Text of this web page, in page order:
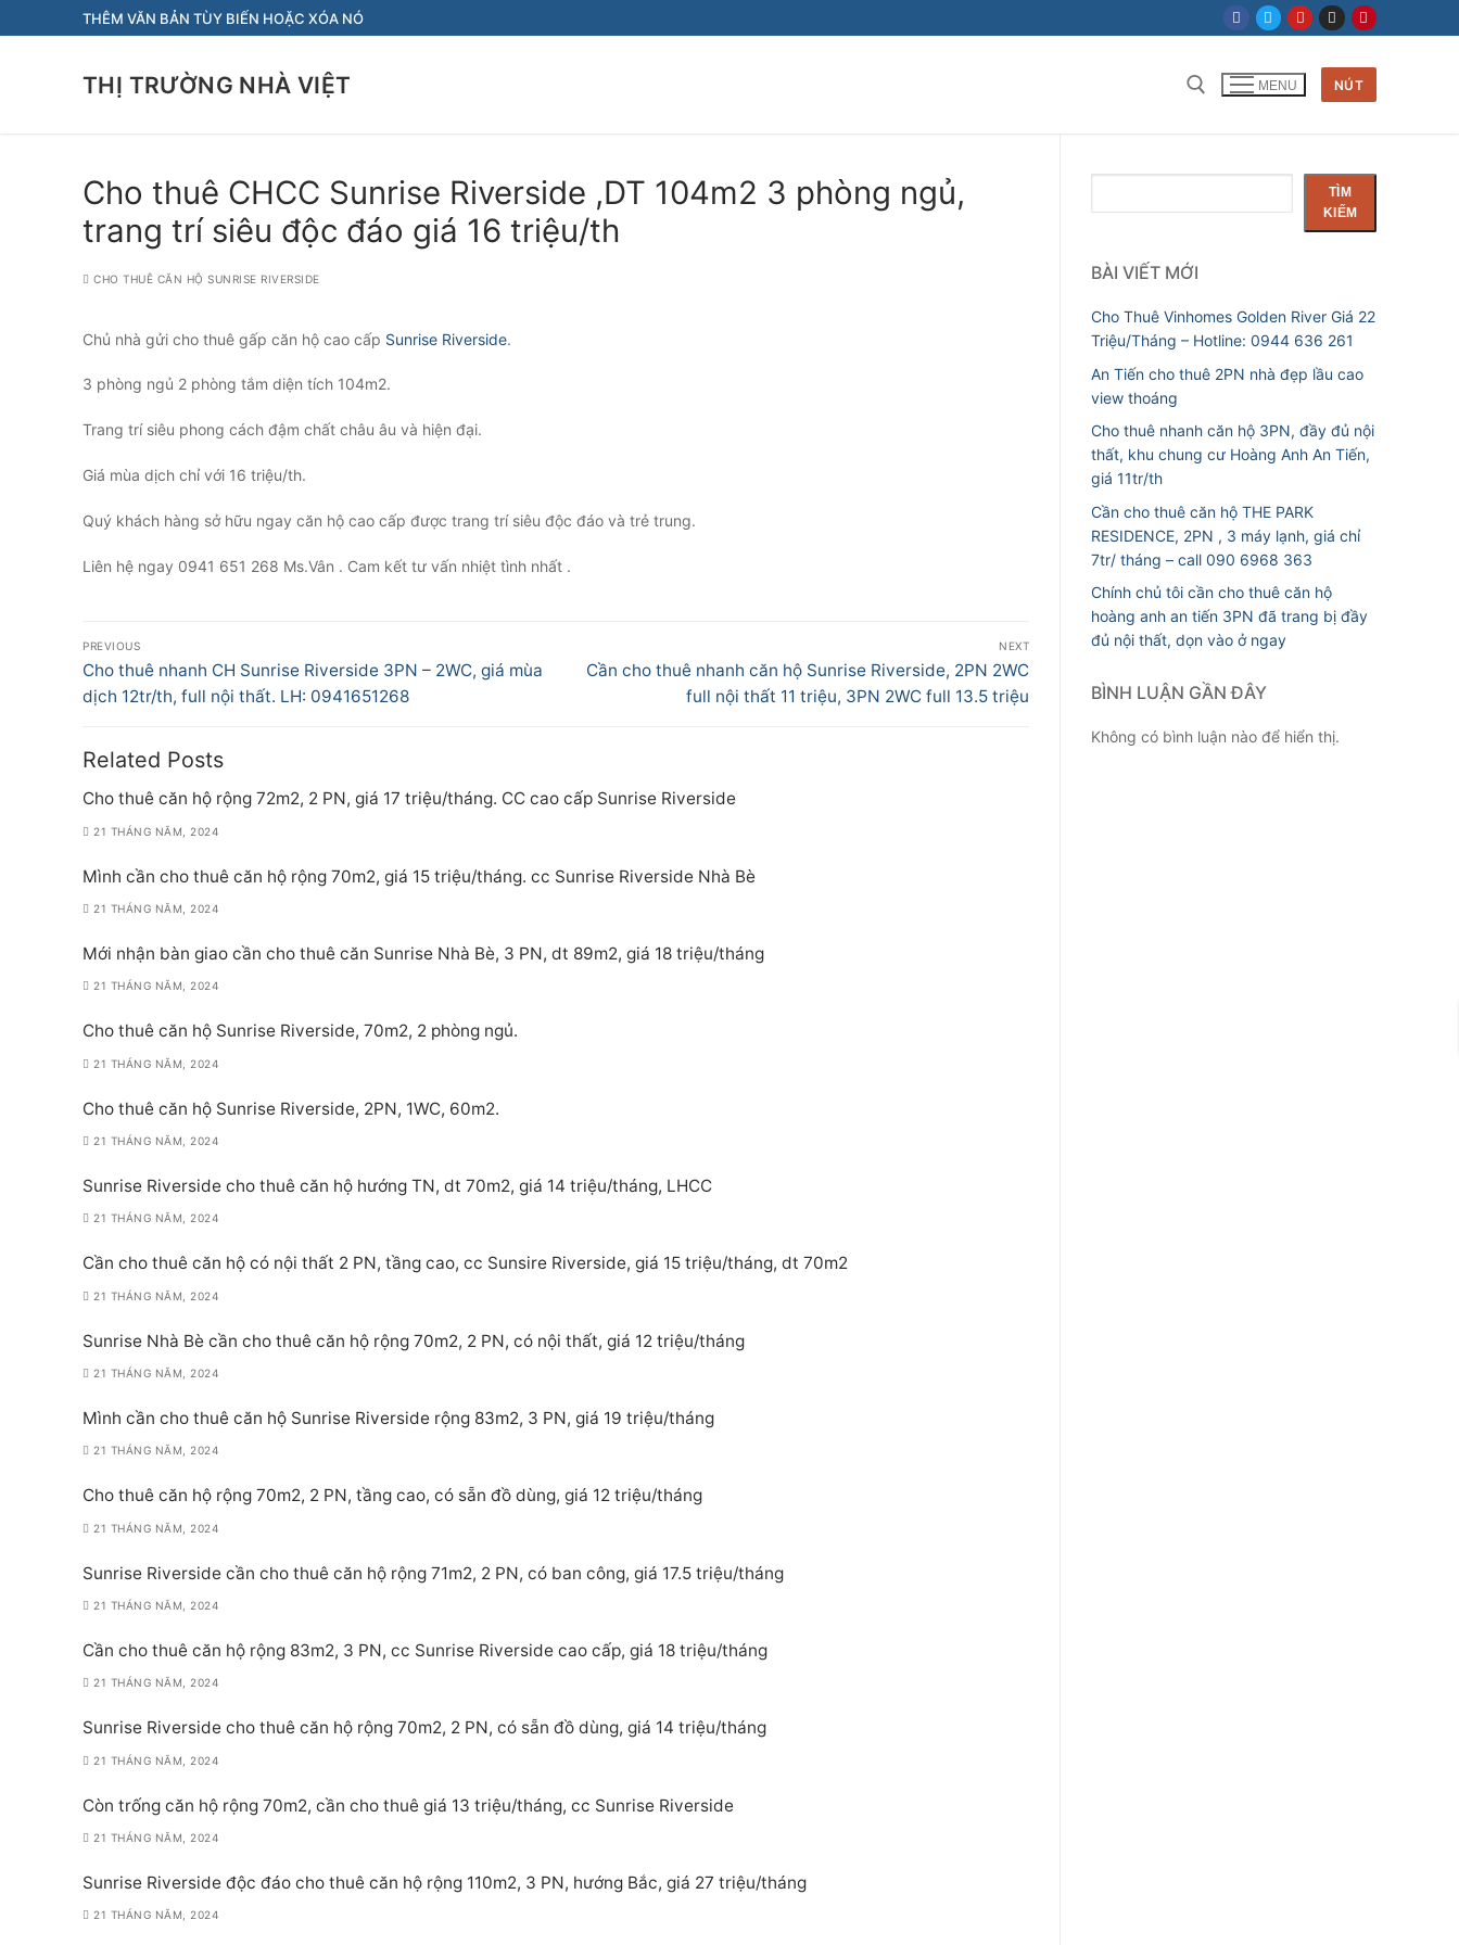
đến
THÊM VĂN BẢN TÙY BIẾN HOẶC XÓA NÓ
THỊ TRƯỜNG NHÀ VIỆT
Tìm kiếm cho:
MENU NÚT
Cho thuê CHCC Sunrise Riverside ,DT 104m2 3 phòng ngủ,
trang trí siêu độc đáo giá 16 triệu/th
CHO THUÊ CĂN HỘ SUNRISE RIVERSIDE
Chủ nhà gửi cho thuê gấp căn hộ cao cấp Sunrise Riverside.
3 phòng ngủ 2 phòng tắm diện tích 104m2.
Trang trí siêu phong cách đậm chất châu âu và hiện đại.
Giá mùa dịch chỉ với 16 triệu/th.
Quý khách hàng sở hữu ngay căn hộ cao cấp được trang trí siêu độc đáo và trẻ trung.
Liên hệ ngay 0941 651 268 Ms.Vân . Cam kết tư vấn nhiệt tình nhất .
Điều
hướng
bài
viết
PREVIOUS
Previous
post:
Cho thuê nhanh CH Sunrise Riverside 3PN – 2WC, giá mùa
dịch 12tr/th, full nội thất. LH: 0941651268
NEXT
Next
Cần cho thuê nhanh căn hộ Sunrise Riverside, 2PN 2WC
full nội thất 11 triệu, 3PN 2WC full 13.5 triệu
Related Posts
Cho thuê căn hộ rộng 72m2, 2 PN, giá 17 triệu/tháng. CC cao cấp Sunrise Riverside
21 THÁNG NĂM, 2024
Mình cần cho thuê căn hộ rộng 70m2, giá 15 triệu/tháng. cc Sunrise Riverside Nhà Bè
21 THÁNG NĂM, 2024
Mới nhận bàn giao cần cho thuê căn Sunrise Nhà Bè, 3 PN, dt 89m2, giá 18 triệu/tháng
21 THÁNG NĂM, 2024
Cho thuê căn hộ Sunrise Riverside, 70m2, 2 phòng ngủ.
21 THÁNG NĂM, 2024
Cho thuê căn hộ Sunrise Riverside, 2PN, 1WC, 60m2.
21 THÁNG NĂM, 2024
Sunrise Riverside cho thuê căn hộ hướng TN, dt 70m2, giá 14 triệu/tháng, LHCC
21 THÁNG NĂM, 2024
Cần cho thuê căn hộ có nội thất 2 PN, tầng cao, cc Sunsire Riverside, giá 15 triệu/tháng, dt 70m2
21 THÁNG NĂM, 2024
Sunrise Nhà Bè cần cho thuê căn hộ rộng 70m2, 2 PN, có nội thất, giá 12 triệu/tháng
21 THÁNG NĂM, 2024
Mình cần cho thuê căn hộ Sunrise Riverside rộng 83m2, 3 PN, giá 19 triệu/tháng
21 THÁNG NĂM, 2024
Cho thuê căn hộ rộng 70m2, 2 PN, tầng cao, có sẵn đồ dùng, giá 12 triệu/tháng
21 THÁNG NĂM, 2024
Sunrise Riverside cần cho thuê căn hộ rộng 71m2, 2 PN, có ban công, giá 17.5 triệu/tháng
21 THÁNG NĂM, 2024
Cần cho thuê căn hộ rộng 83m2, 3 PN, cc Sunrise Riverside cao cấp, giá 18 triệu/tháng
21 THÁNG NĂM, 2024
Sunrise Riverside cho thuê căn hộ rộng 70m2, 2 PN, có sẵn đồ dùng, giá 14 triệu/tháng
21 THÁNG NĂM, 2024
Còn trống căn hộ rộng 70m2, cần cho thuê giá 13 triệu/tháng, cc Sunrise Riverside
21 THÁNG NĂM, 2024
Sunrise Riverside độc đáo cho thuê căn hộ rộng 110m2, 3 PN, hướng Bắc, giá 27 triệu/tháng
21 THÁNG NĂM, 2024
kiếm
TÌM
KIẾM
BÀI VIẾT MỚI
Cho Thuê Vinhomes Golden River Giá 22
Triệu/Tháng – Hotline: 0944 636 261
An Tiến cho thuê 2PN nhà đẹp lầu cao
view thoáng
Cho thuê nhanh căn hộ 3PN, đầy đủ nội
thất, khu chung cư Hoàng Anh An Tiến,
giá 11tr/th
Cần cho thuê căn hộ THE PARK
RESIDENCE, 2PN , 3 máy lạnh, giá chỉ
7tr/ tháng – call 090 6968 363
Chính chủ tôi cần cho thuê căn hộ
hoàng anh an tiến 3PN đã trang bị đầy
đủ nội thất, dọn vào ở ngay
BÌNH LUẬN GẦN ĐÂY
Không có bình luận nào để hiển thị.